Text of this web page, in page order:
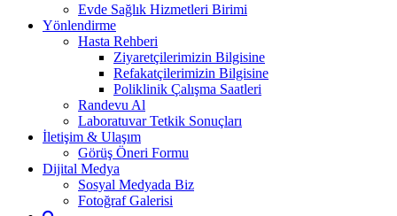
Evde Sağlık Hizmetleri Birimi
Yönlendirme
Hasta Rehberi
Ziyaretçilerimizin Bilgisine
Refakatçilerimizin Bilgisine
Poliklinik Çalışma Saatleri
Randevu Al
Laboratuvar Tetkik Sonuçları
İletişim & Ulaşım
Görüş Öneri Formu
Dijital Medya
Sosyal Medyada Biz
Fotoğraf Galerisi